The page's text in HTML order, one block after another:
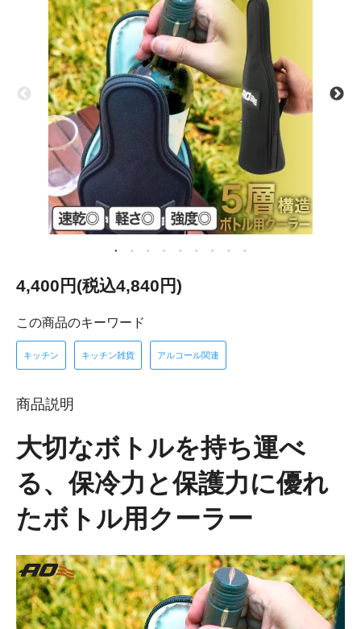
4,400円(税込4,840円)
この商品のキーワード
キッチン キッチン雑貨 アルコール関連
商品説明
大切なボトルを持ち運べ
る、保冷力と保護力に優れ
たボトル用クーラー